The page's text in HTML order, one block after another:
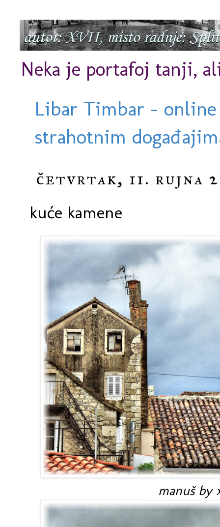
Neka je portafoj tanji,
Libar Timbar -
strahotnim
četvrtak, 11. rujna
kuće kamene
manuš by